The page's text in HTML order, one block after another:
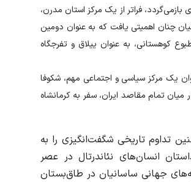
فراتر از یک مرکز استان مدرن،
چنان اهمیتی یافت که به عنوان دومین
کوهستانی، به عنوان ییلاق و تفرجگاه
یک مرکز سیاسی و اجتماعی مهم، شکوفا
میان تمام مقاصد ایران، سفر به کرمانشاه
تداوم تاریخی شگفت‌انگیزی را به
انسان‌های نئاندرتال در عصر
جهانی ساسانیان در طاق‌بستان